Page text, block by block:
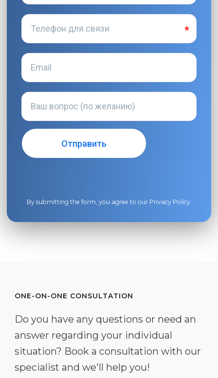
By submitting the form, you agree to our Privacy Policy.
ONE-ON-ONE CONSULTATION
Do you have any questions or need an
answer regarding your individual
situation? Book a consultation with our
specialist and we'll help you!